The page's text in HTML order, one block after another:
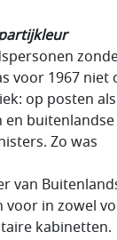
voor 1967 niet
op posten
en
Zo was
van
voor in zowel
kabinetten.